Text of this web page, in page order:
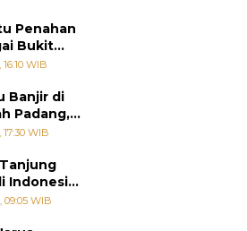
Penahan
Bukit
Warga
WIB
Banjir di
Padang,
WIB
Indonesia,
09:05 WIB